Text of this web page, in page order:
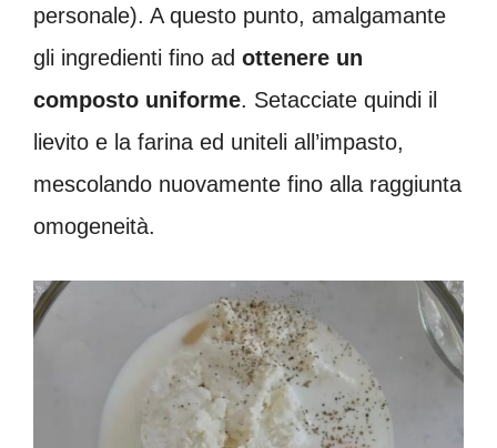
personale). A questo punto, amalgamante
gli ingredienti fino ad ottenere un
composto uniforme. Setacciate quindi il
lievito e la farina ed uniteli all’impasto,
mescolando nuovamente fino alla raggiunta
omogeneità.